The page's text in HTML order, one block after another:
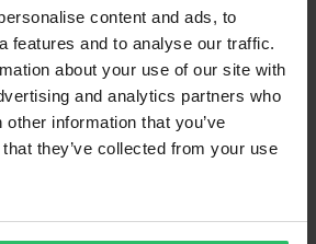
content and ads, to
features and to analyse our traffic.
about your use of our site with
and analytics partners who
information that you’ve
they’ve collected from your use
Svart
3 159 kr -17%
5 Recensioner
Interphone U-Com 16 Intercom Svart
Enkelförpackning